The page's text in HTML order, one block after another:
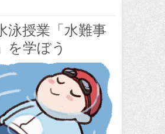
泳授業「水難事
を学ぼう